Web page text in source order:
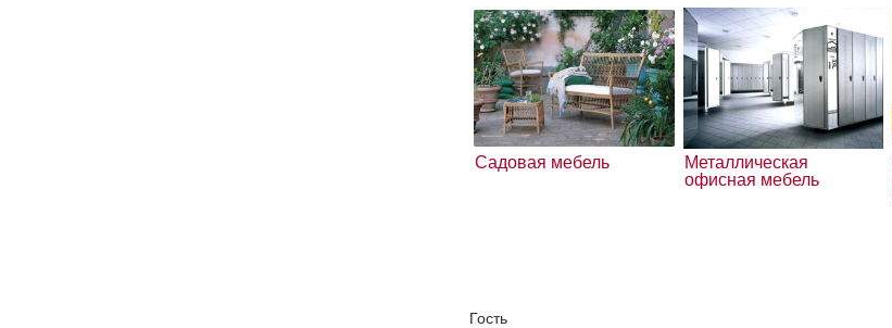
Садовая мебель
Металлическая
офисная мебель
Гость